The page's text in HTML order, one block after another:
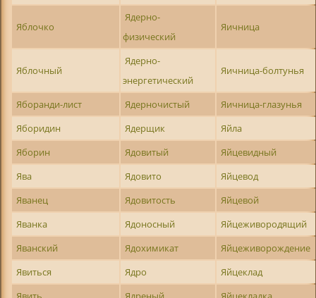
Яблочко
Ядерно-
физический
Яичница
Яблочный
Ядерно-
энергетический
Яичница-болтунья
Яборанди-лист Ядерночистый
Яичница-глазунья
Яборидин
Ядерщик
Яйла
Яборин
Ядовитый
Яйцевидный
Ява
Ядовито
Яйцевод
Яванец
Ядовитость
Яйцевой
Яванка
Ядоносный
Яйцеживородящий
Яванский
Ядохимикат
Яйцеживорождение
Явиться
Ядро
Яйцеклад